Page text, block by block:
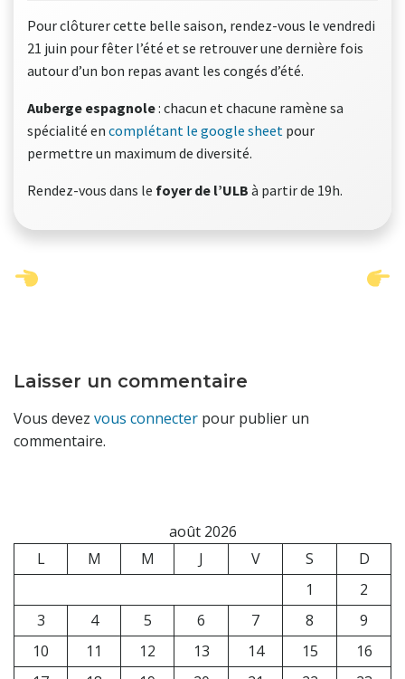
Pour clôturer cette belle saison, rendez-vous le vendredi
21 juin pour fêter l’été et se retrouver une dernière fois
autour d’un bon repas avant les congés d’été.
Auberge espagnole: chacun et chacune ramène sa
spécialité en complétant le google sheet pour
permettre un maximum de diversité.
Rendez-vous dans le foyer de l’ULB à partir de 19h.
Post
Laisser un commentaire
Vous devez vous connecter pour publier un
commentaire.
août 2026
L
M M J V S
D
1
2
3
4 5 6 7 8
9
10
11 12 13 14 15
16